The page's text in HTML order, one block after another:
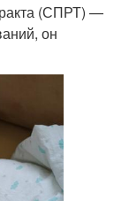
(СПРТ) —
он